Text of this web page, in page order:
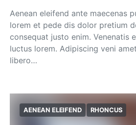
Aenean eleifend ante maecenas
lorem et pede dis dolor pretium
consequat justo enim. Venenatis
luctus lorem. Adipiscing veni
libero…
AENEAN ELEIFEND RHONCUS